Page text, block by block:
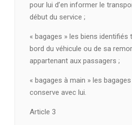
pour lui d’en informer le
début du service ;
« bagages » les biens identifiés
bord du véhicule ou de sa
appartenant aux passagers ;
« bagages à main » les
conserve avec lui.
Article 3